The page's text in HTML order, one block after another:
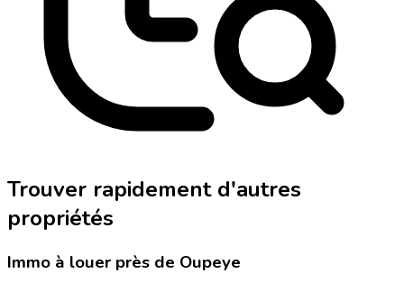
Trouver rapidement d'autres
propriétés
Immo à louer près de Oupeye